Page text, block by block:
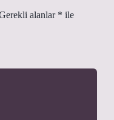
alanlar * ile